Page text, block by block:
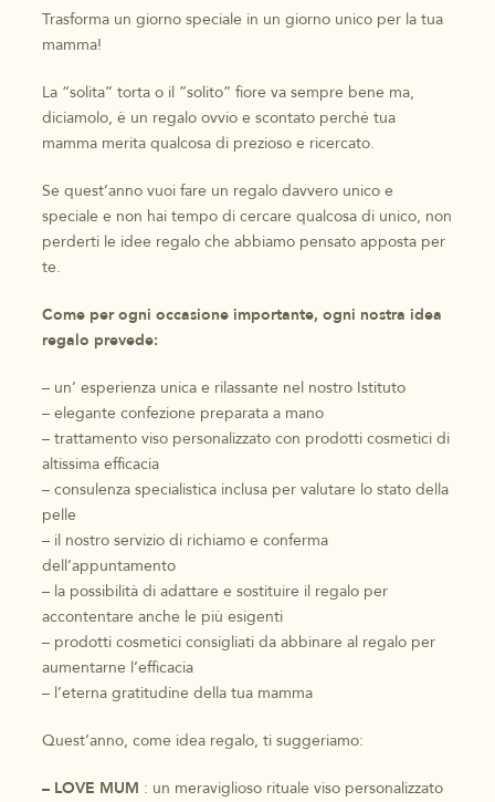
Trasforma un giorno speciale in un giorno unico per la tua
mamma!
La “solita” torta o il ”solito” fiore va sempre bene ma,
diciamolo, è un regalo ovvio e scontato perché tua
mamma merita qualcosa di prezioso e ricercato.
Se quest’anno vuoi fare un regalo davvero unico e
speciale e non hai tempo di cercare qualcosa di unico, non
perderti le idee regalo che abbiamo pensato apposta per
te.
Come per ogni occasione importante, ogni nostra idea
regalo prevede:
– un’ esperienza unica e rilassante nel nostro Istituto
– elegante confezione preparata a mano
– trattamento viso personalizzato con prodotti cosmetici di
altissima efficacia
– consulenza specialistica inclusa per valutare lo stato della
pelle
– il nostro servizio di richiamo e conferma
dell’appuntamento
– la possibilità di adattare e sostituire il regalo per
accontentare anche le più esigenti
– prodotti cosmetici consigliati da abbinare al regalo per
aumentarne l’efficacia
– l’eterna gratitudine della tua mamma
Quest’anno, come idea regalo, ti suggeriamo:
– LOVE MUM : un meraviglioso rituale viso personalizzato